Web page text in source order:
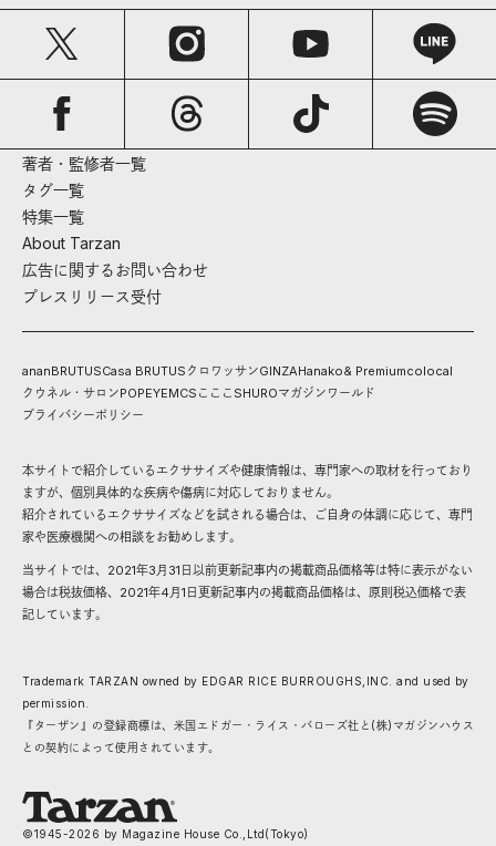
著者・監修者一覧
タグ一覧
特集一覧
About Tarzan
広告に関するお問い合わせ
プレスリリース受付
ananBRUTUSCasa BRUTUS クロワッサンGINZAHanako& Premiumcolocal
クウネル・サロンPOPEYEMCS こここ SHUROマガジンワールド
プライバシーポリシー
本サイトで紹介しているエクササイズや健康情報は、専門家への取材を行っており
ますが、個別具体的な疾病や傷病に対応しておりません。
紹介されているエクササイズなどを試される場合は、ご自身の体調に応じて、専門
家や医療機関への相談をお勧めします。
当サイトでは、2021年3月31日以前更新記事内の掲載商品価格等は特に表示がない
場合は税抜価格、2021年4月1日更新記事内の掲載商品価格は、原則税込価格で表
記しています。
Trademark TARZAN owned by EDGAR RICE BURROUGHS,INC. and used by
permission.
『ターザン』の登録商標は、米国エドガー・ライス・バローズ社と(株)マガジンハウス
との契約によって使用されています。
©1945-2026 by Magazine House Co.,Ltd(Tokyo)